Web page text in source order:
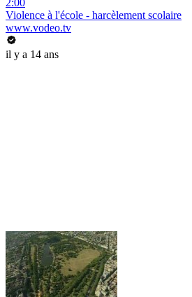
2:00
Violence à l'école - harcèlement scolaire
www.vodeo.tv
il y a 14 ans